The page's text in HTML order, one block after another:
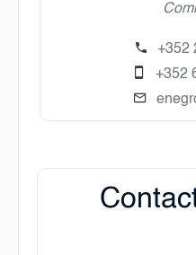
+352
+352